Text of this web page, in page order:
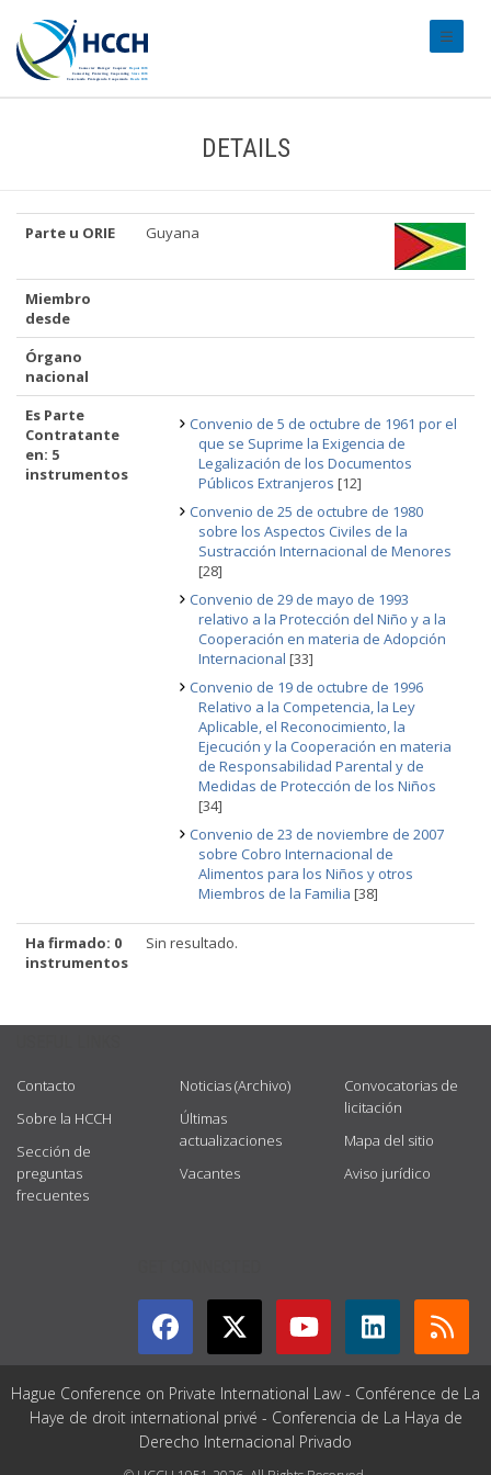
DETAILS
Parte u ORIE Guyana
Miembro
desde
Órgano
nacional
Es Parte
Contratante
en: 5
instrumentos
Convenio de 5 de octubre de 1961 por el
que se Suprime la Exigencia de
Legalización de los Documentos
Públicos Extranjeros [12]
Convenio de 25 de octubre de 1980
sobre los Aspectos Civiles de la
Sustracción Internacional de Menores
[28]
Convenio de 29 de mayo de 1993
relativo a la Protección del Niño y a la
Cooperación en materia de Adopción
Internacional [33]
Convenio de 19 de octubre de 1996
Relativo a la Competencia, la Ley
Aplicable, el Reconocimiento, la
Ejecución y la Cooperación en materia
de Responsabilidad Parental y de
Medidas de Protección de los Niños
[34]
Convenio de 23 de noviembre de 2007
sobre Cobro Internacional de
Alimentos para los Niños y otros
Miembros de la Familia [38]
Ha firmado: 0
instrumentos
Sin resultado.
Contacto
Sobre la HCCH
Sección de
preguntas
frecuentes
Noticias (Archivo)
Últimas
actualizaciones
Vacantes
Convocatorias de
licitación
Mapa del sitio
Aviso jurídico
Hague Conference on Private International Law - Conférence de La
Haye de droit international privé - Conferencia de La Haya de
Derecho Internacional Privado